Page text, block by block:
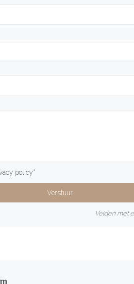
policy*
Velden met